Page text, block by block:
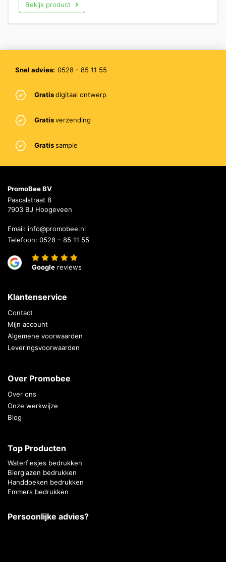
Bekijk product
Snel advies: 0528 - 85 11 55
Gratisdigitaal ontwerp
Gratisverzending
Gratissample
PromoBee BV
Pascalstraat 8
7903 BJ Hoogeveen
Email: info@promobee.nl
Telefoon: 0528 – 85 11 55
Google reviews
Klantenservice
Contact
Mijn account
Algemene voorwaarden
Leveringsvoorwaarden
Over Promobee
Over ons
Onze werkwijze
Blog
Top Producten
Waterflesjes bedrukken
Bierglazen bedrukken
Handdoeken bedrukken
Emmers bedrukken
Persoonlijke advies?